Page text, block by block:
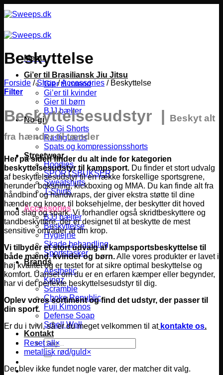
til
Menu
Gi’er til Brasiliansk Jiu Jitsu
Gier til mænd
Gi’er til kvinder
Gier til børn
BJJ bælter
No-gi
No Gi Shorts
Rashguards
Spats og kompressionsshorts
Streetwear
Hoodies
SPORTSBUKSER
Sweatshirts
T-Shirts
Accessories
BJJ bælter
Beskyttelse
Hygiejne
Skade behandling
Sportstasker
Brands
Aesthetic
Kingz
Scramble
Choke Republic
Fuji Kimonos
Defense Soap
Smell Well
Kontakt
Søg
efter:
Beskyttelse
Forside / Shop /Accessories /Beskyttelse
Filter
Beskyttelsesudstyr | Beskyt alt
fra hænder til tænder
Her på siden finder du alt inde for kategorien
beskyttelsesudstyr til kampsport. Du finder et stort udvalg
af beskyttelsesudstyr til en række forskellige sportsgrene,
herunder boksning, kickboxing og MMA. Du kan finde alt fra
håndbind og handwraps, der giver ekstra støtte til dine
hænder og knoer, til boksehjelme, der beskytter dit hoved
mod slag og spark. Vi forhandler også skridtbeskyttere og
tandbeskyttere, der er designet til at beskytte de mest
sensitive områder af din krop.
Vi tilbyder et stort udvalg af kampsportsbeskyttelse til
både mænd, kvinder og børn.Alle vores produkter er lavet i
høj kvalitet og er testet for at sikre optimal beskyttelse og
komfort. Uanset om du er en erfaren kæmper eller begynder,
har vi det perfekte beskyttelsesudstyr til dig.
Oplev vores sortiment og find det udstyr, der passer til
din sport.
Er du i tvivl, så er du meget velkommen til at kontakte os.
Reset all×
metallisk rød/guld×
Der blev ikke fundet nogle varer, der matcher dit valg.